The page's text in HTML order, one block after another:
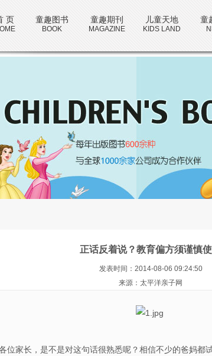
页 童趣图书
BOOK
童趣期刊
MAGAZINE
儿童天地
KIDS LAND
童
正话反着说？教育偏方须谨慎
发表时间：2014-08-06 09:24:50
来源：太平洋亲子网
位家长，是不是对这句话很熟悉呢？相信不少的爸妈都